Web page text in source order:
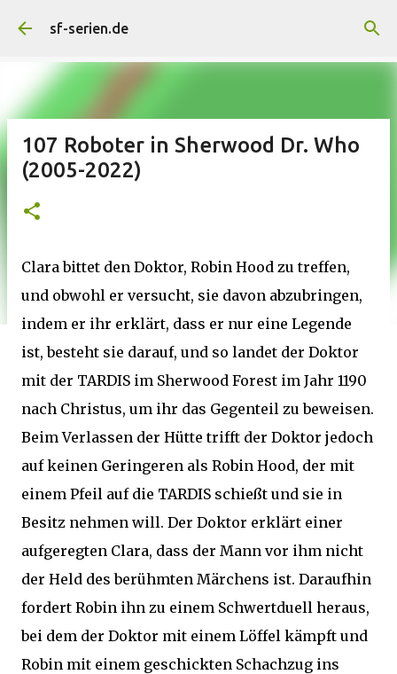
Direkt zum Hauptbereich
sf-serien.de
107 Roboter in Sherwood Dr. Who
(2005-2022)
Clara bittet den Doktor, Robin Hood zu treffen,
und obwohl er versucht, sie davon abzubringen,
indem er ihr erklärt, dass er nur eine Legende
ist, besteht sie darauf, und so landet der Doktor
mit der TARDIS im Sherwood Forest im Jahr 1190
nach Christus, um ihr das Gegenteil zu beweisen.
Beim Verlassen der Hütte trifft der Doktor jedoch
auf keinen Geringeren als Robin Hood, der mit
einem Pfeil auf die TARDIS schießt und sie in
Besitz nehmen will. Der Doktor erklärt einer
aufgeregten Clara, dass der Mann vor ihm nicht
der Held des berühmten Märchens ist. Daraufhin
fordert Robin ihn zu einem Schwertduell heraus,
bei dem der Doktor mit einem Löffel kämpft und
Robin mit einem geschickten Schachzug ins